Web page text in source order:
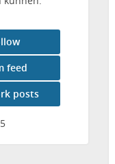
feed
posts